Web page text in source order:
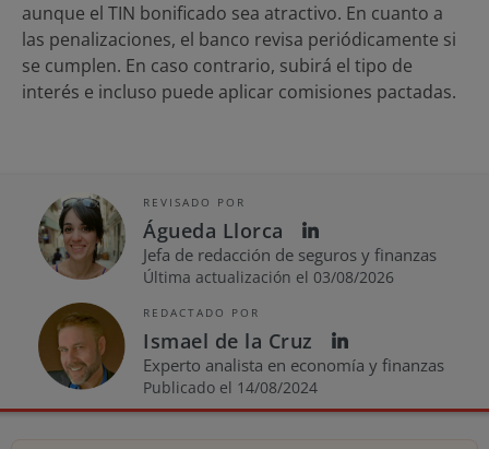
aunque el TIN bonificado sea atractivo. En cuanto a
las penalizaciones, el banco revisa periódicamente si
se cumplen. En caso contrario, subirá el tipo de
interés e incluso puede aplicar comisiones pactadas.
REVISADO POR
Águeda Llorca
Jefa de redacción de seguros y finanzas
Última actualización el 03/08/2026
REDACTADO POR
Ismael de la Cruz
Experto analista en economía y finanzas
Publicado el 14/08/2024